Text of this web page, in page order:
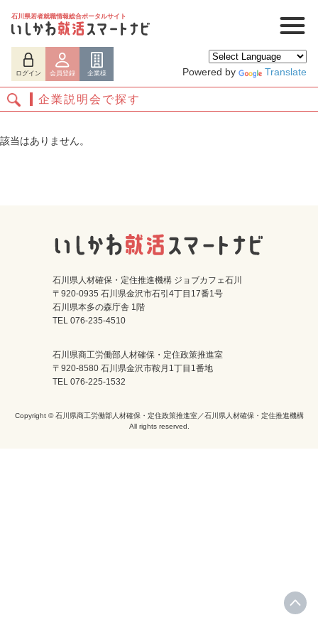
石川県若者就職情報総合ポータルサイト
ログイン 会員登録 企業様 Powered by Translate
ログイン 会員登録
企業説明会で探す
該当はありません。
石川県人材確保・定住推進機構 ジョブカフェ石川
〒920-0935 石川県金沢市石引4丁目17番1号
石川県本多の森庁舎 1階
TEL 076-235-4510
石川県商工労働部人材確保・定住政策推進室
〒920-8580 石川県金沢市鞍月1丁目1番地
TEL 076-225-1532
Copyright © 石川県商工労働部人材確保・定住政策推進室／石川県人材確保・定住推進機構
All rights reserved.